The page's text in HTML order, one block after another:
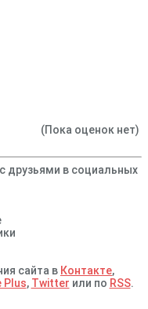
(Пока оценок нет)
друзьями в социальных
сайта в Контакте,
Plus, Twitter или по RSS.